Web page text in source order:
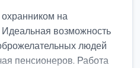
на
возможность
людей
пенсионеров. Работа